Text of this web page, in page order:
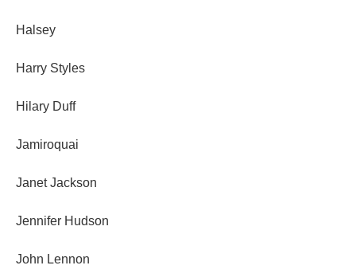
Halsey
Harry Styles
Hilary Duff
Jamiroquai
Janet Jackson
Jennifer Hudson
John Lennon